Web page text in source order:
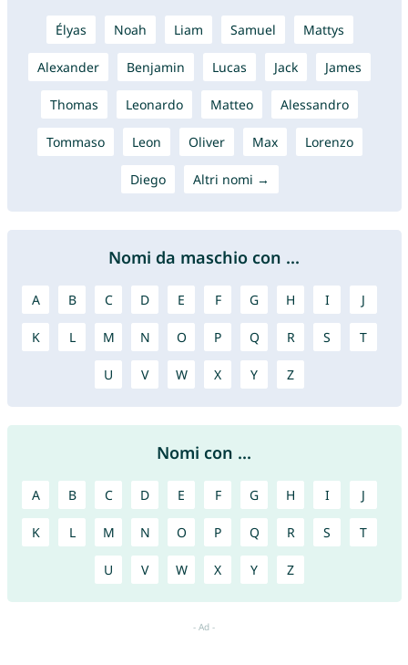
Élyas Noah Liam Samuel Mattys
Alexander Benjamin Lucas Jack James
Thomas Leonardo Matteo Alessandro
Tommaso Leon Oliver Max Lorenzo
Diego Altri nomi →
Nomi da maschio con ...
A B C D E F G H I J
K L M N O P Q R S T
U V W X Y Z
Nomi con ...
A B C D E F G H I J
K L M N O P Q R S T
U V W X Y Z